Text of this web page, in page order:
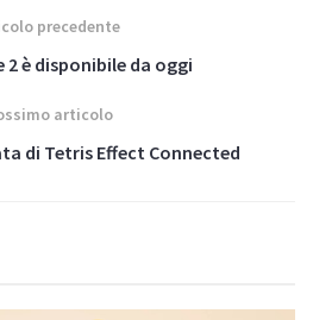
precedente
2 è disponibile da oggi
articolo
di Tetris Effect Connected